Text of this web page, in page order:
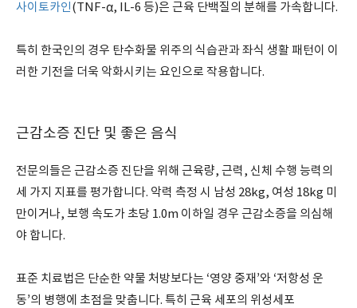
사이토카인(TNF-α, IL-6 등)은 근육 단백질의 분해를 가속합니다.
특히 한국인의 경우 탄수화물 위주의 식습관과 좌식 생활 패턴이 이
러한 기전을 더욱 악화시키는 요인으로 작용합니다.
근감소증 진단 및 좋은 음식
전문의들은 근감소증 진단을 위해 근육량, 근력, 신체 수행 능력의
세 가지 지표를 평가합니다. 악력 측정 시 남성 28kg, 여성 18kg 미
만이거나, 보행 속도가 초당 1.0m 이하일 경우 근감소증을 의심해
야 합니다.
표준 치료법은 단순한 약물 처방보다는 ‘영양 중재’와 ‘저항성 운
동’의 병행에 초점을 맞춥니다. 특히 근육 세포의 위성세포